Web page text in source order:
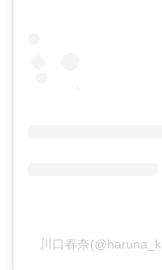
川口春奈